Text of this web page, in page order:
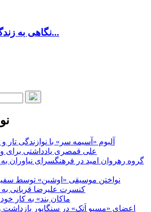
نگاهی به زندگی هنری ناصر عبد...
آلبوم «آسیمه سر» با نوازندگی تار
علی قمصری یادداشتی برای
گروه رهروان امید در فرهنگسرای نیاوران
نواختن موسیقی «اوشین» توسط
کنسرت علیرضا قربانی به
«ماکان بند» به کار
اعضای «مسیو اَتک» در سنگاپور بازداشت